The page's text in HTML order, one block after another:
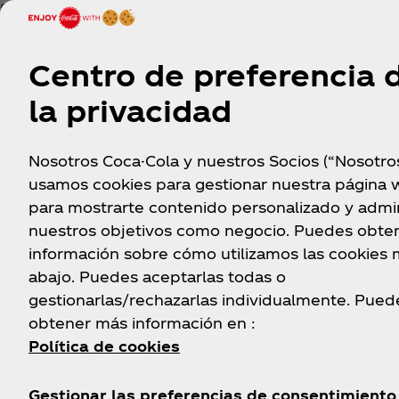
cumplan con los Términos y Condiciones. En
y se contactará al siguiente participante.
Los incentivos físicos deberán ser recogidos por
Del Carmen, en Coyoacán CDMX, los martes de 10
5. DUDAS O COMENTARIOS.
En caso de experimentar cualquier inconveniente
al número 800-704-4400 para poder dar
6. LEGISLACIÓN APLICABLE.
Las actividades de Promo: Boletos concierto
presentes términos y condiciones, según se
Centro de preferencia
la privacidad
Nosotros Coca-Cola y nuestros Socios
usamos cookies para gestionar nuestra página
para mostrarte contenido personalizado y
nuestros objetivos como negocio. Puedes
información sobre cómo utilizamos las cookies
abajo. Puedes aceptarlas todas o
gestionarlas/rechazarlas individualmente.
obtener más información en :
Política de cookies
Gestionar las preferencias de